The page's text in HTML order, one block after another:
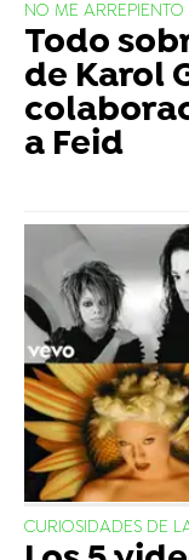
NO ME ARREPIENTO
Todo
de Karol
a Feid
CURIOSIDADES DE